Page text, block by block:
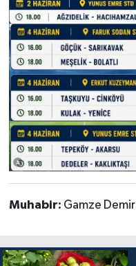
Muhabir: Gamze Demir